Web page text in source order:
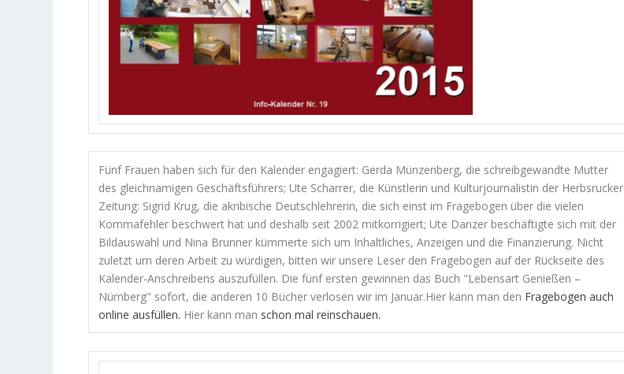
Fünf Frauen haben sich für den Kalender engagiert: Gerda Münzenberg, die schreibgewandte Mutter
des gleichnamigen Geschäftsführers; Ute Scharrer, die Künstlerin und Kulturjournalistin der Herbsrucker
Zeitung: Sigrid Krug, die akribische Deutschlehrerin, die sich einst im Fragebogen über die vielen
Kommafehler beschwert hat und deshalb seit 2002 mitkorrigiert; Ute Danzer beschäftigte sich mit der
Bildauswahl und Nina Brunner kümmerte sich um Inhaltliches, Anzeigen und die Finanzierung. Nicht
zuletzt um deren Arbeit zu würdigen, bitten wir unsere Leser den Fragebogen auf der Rückseite des
Kalender-Anschreibens auszufüllen. Die fünf ersten gewinnen das Buch "Lebensart Genießen –
Nürnberg" sofort, die anderen 10 Bücher verlosen wir im Januar.Hier kann man den Fragebogen auch
online ausfüllen. Hier kann man schon mal reinschauen.